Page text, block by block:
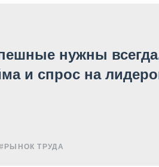
нужны
и спрос на
#РЫНОК ТРУДА